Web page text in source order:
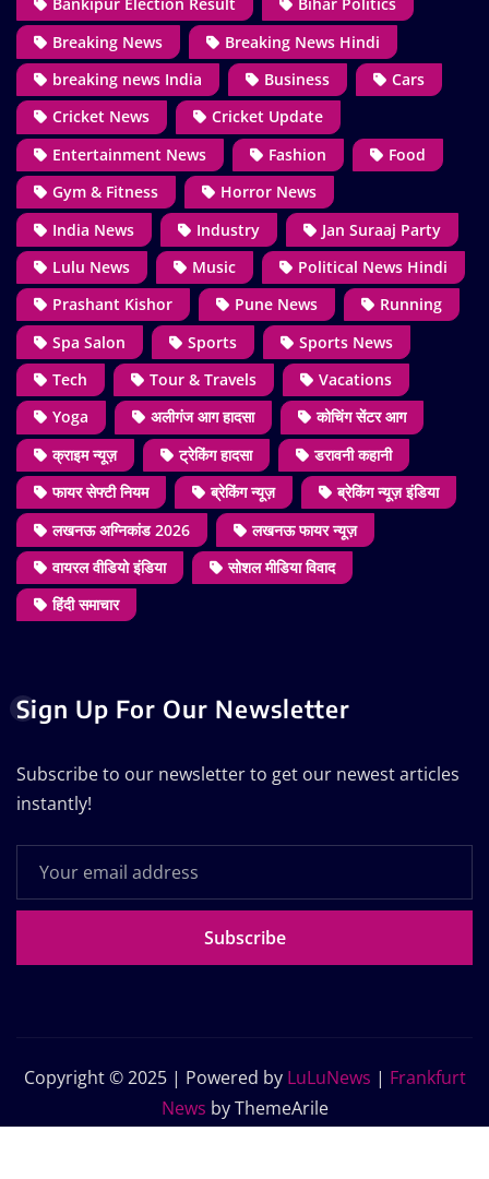
Breaking News
Breaking News Hindi
breaking news India
Business
Cars
Cricket News
Cricket Update
Entertainment News
Fashion
Food
Gym & Fitness
Horror News
India News
Industry
Jan Suraaj Party
Lulu News
Music
Political News Hindi
Prashant Kishor
Pune News
Running
Spa Salon
Sports
Sports News
Tech
Tour & Travels
Vacations
Yoga
अलीगंज आग हादसा
कोचिंग सेंटर आग
क्राइम न्यूज़
ट्रेकिंग हादसा
डरावनी कहानी
फायर सेफ्टी नियम
ब्रेकिंग न्यूज़
ब्रेकिंग न्यूज़ इंडिया
लखनऊ अग्निकांड 2026
लखनऊ फायर न्यूज़
वायरल वीडियो इंडिया
सोशल मीडिया विवाद
हिंदी समाचार
Sign Up For Our Newsletter
Subscribe to our newsletter to get our newest articles
instantly!
Subscribe
Copyright © 2025 | Powered by LuLuNews | Frankfurt
News by ThemeArile